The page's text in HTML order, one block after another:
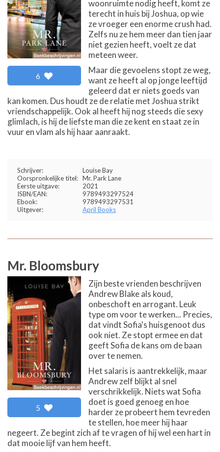
6
woonruimte nodig heeft, komt ze
terecht in huis bij Joshua, op wie
ze vroeger een enorme crush had.
Zelfs nu ze hem meer dan tien jaar
niet gezien heeft, voelt ze dat
meteen weer.
Maar die gevoelens stopt ze weg,
want ze heeft al op jonge leeftijd
geleerd dat er niets goeds van
kan komen. Dus houdt ze de relatie met Joshua strikt
vriendschappelijk. Ook al heeft hij nog steeds die sexy
glimlach, is hij de liefste man die ze kent en staat ze in
vuur en vlam als hij haar aanraakt.
Schrijver:
Louise Bay
Oorspronkelijke titel: Mr. Park Lane
Eerste uitgave:
2021
ISBN/EAN:
9789493297524
Ebook:
9789493297531
Uitgever:
April Books
Mr. Bloomsbury
5
Zijn beste vrienden beschrijven
Andrew Blake als koud,
onbeschoft en arrogant. Leuk
type om voor te werken... Precies,
dat vindt Sofia's huisgenoot dus
ook niet. Ze stopt ermee en dat
geeft Sofia de kans om de baan
over te nemen.
Het salaris is aantrekkelijk, maar
Andrew zelf blijkt al snel
verschrikkelijk. Niets wat Sofia
doet is goed genoeg en hoe
harder ze probeert hem tevreden
te stellen, hoe meer hij haar
negeert. Ze begint zich af te vragen of hij wel een hart in
dat mooie lijf van hem heeft.